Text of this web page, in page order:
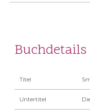
Buchdetails
Titel
Untertitel